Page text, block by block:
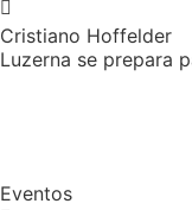
Cristiano Hoffelder
Luzerna se prepara
Eventos